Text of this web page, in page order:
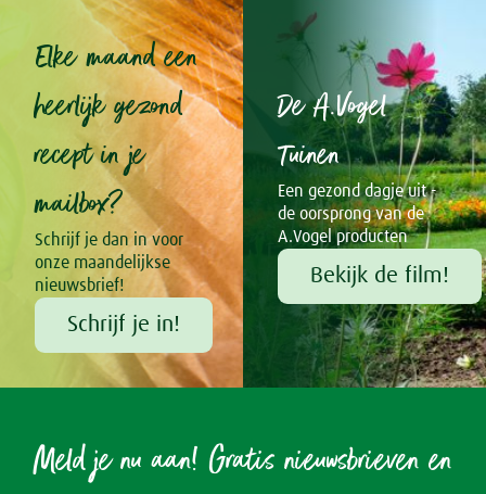
Elke maand een
heerlijk gezond
recept in je
mailbox?
Schrijf je dan in voor
onze maandelijkse
nieuwsbrief!
Schrijf je in!
De A.Vogel
Tuinen
Een gezond dagje uit -
de oorsprong van de
A.Vogel producten
Bekijk de film!
Meld je nu aan! Gratis nieuwsbrieven en